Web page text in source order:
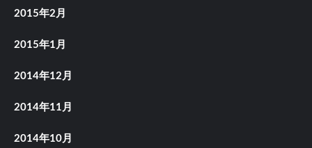
2015年2月
2015年1月
2014年12月
2014年11月
2014年10月